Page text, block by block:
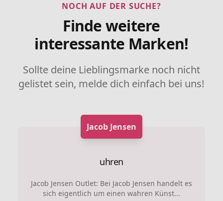
NOCH AUF DER SUCHE?
Finde weitere
interessante Marken!
Sollte deine Lieblingsmarke noch nicht
gelistet sein, melde dich einfach bei uns!
Jacob Jensen
uhren
Jacob Jensen Outlet: Bei Jacob Jensen handelt es
sich eigentlich um einen wahren Künst...